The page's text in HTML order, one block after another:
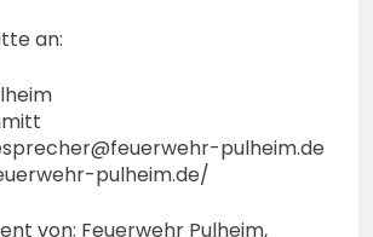
an:
pulheim.de
pulheim.de/
von: Feuerwehr Pulheim,